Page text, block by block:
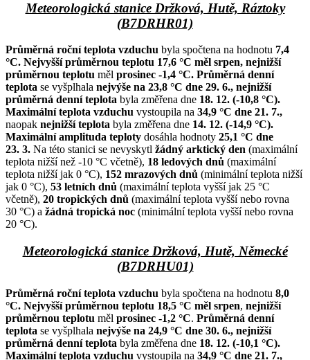
Meteorologická stanice Držková, Hutě, Ráztoky
(B7DRHR01)
Průměrná roční teplota vzduchu byla spočtena na hodnotu 7,4
°C. Nejvyšší průměrnou teplotu 17,6 °C měl srpen, nejnižší
průměrnou teplotu měl prosinec -1,4 °C. Průměrná denní
teplota se vyšplhala nejvýše na 23,8 °C dne 29. 6., nejnižší
průměrná denní teplota byla změřena dne 18. 12. (-10,8 °C).
Maximální teplota vzduchu vystoupila na 34,9 °C dne 21. 7.,
naopak nejnižší teplota byla změřena dne 14. 12. (-14,9 °C).
Maximální amplituda teploty dosáhla hodnoty 25,1 °C dne
23. 3. Na této stanici se nevyskytl žádný arktický den (maximální
teplota nižší než -10 °C včetně), 18 ledových dnů (maximální
teplota nižší jak 0 °C), 152 mrazových dnů (minimální teplota nižší
jak 0 °C), 53 letních dnů (maximální teplota vyšší jak 25 °C
včetně), 20 tropických dnů (maximální teplota vyšší nebo rovna
30 °C) a žádná tropická noc (minimální teplota vyšší nebo rovna
20 °C).
Meteorologická stanice Držková, Hutě, Německé
(B7DRHU01)
Průměrná roční teplota vzduchu byla spočtena na hodnotu 8,0
°C. Nejvyšší průměrnou teplotu 18,5 °C měl srpen, nejnižší
průměrnou teplotu měl prosinec -1,2 °C. Průměrná denní
teplota se vyšplhala nejvýše na 24,9 °C dne 30. 6., nejnižší
průměrná denní teplota byla změřena dne 18. 12. (-10,1 °C).
Maximální teplota vzduchu vystoupila na 34,9 °C dne 21. 7.,